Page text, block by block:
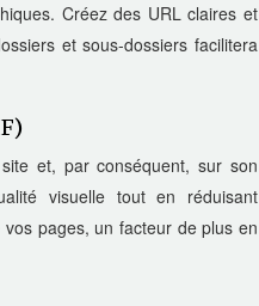
Créez des URL claires et
et sous-dossiers facilitera
et, par conséquent, sur son
visuelle tout en réduisant
pages, un facteur de plus en